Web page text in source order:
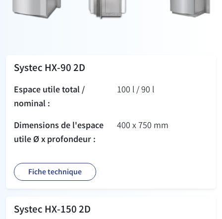
Systec HX-90 2D
Espace utile total /
nominal :
100 l / 90 l
Dimensions de l'espace
utile Ø x profondeur :
400 x 750 mm
Fiche technique
Systec HX-150 2D